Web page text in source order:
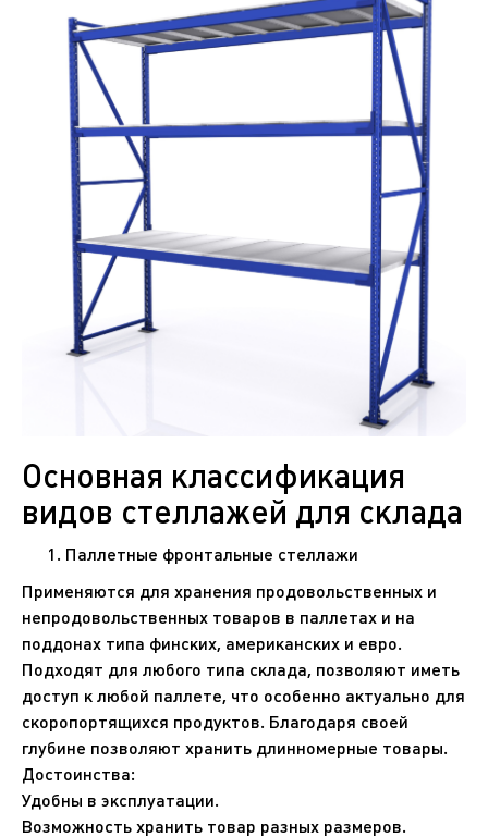
Основная классификация
видов стеллажей для склада
Паллетные фронтальные стеллажи
Применяются для хранения продовольственных и
непродовольственных товаров в паллетах и на
поддонах типа финских, американских и евро.
Подходят для любого типа склада, позволяют иметь
доступ к любой паллете, что особенно актуально для
скоропортящихся продуктов. Благодаря своей
глубине позволяют хранить длинномерные товары.
Достоинства:
Удобны в эксплуатации.
Возможность хранить товар разных размеров.